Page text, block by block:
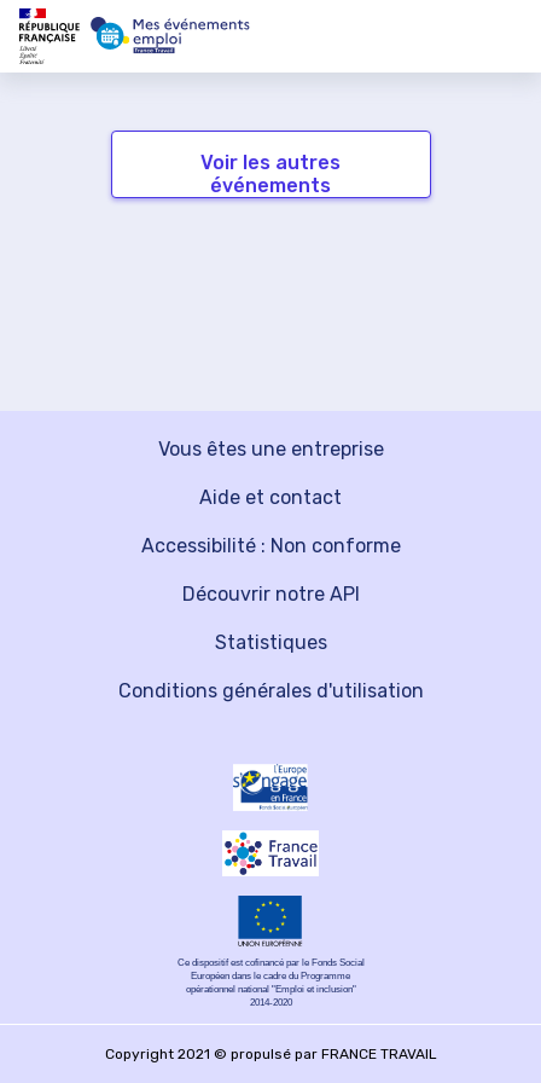
Voir les autres
événements
Vous êtes une entreprise
Découvrir notre API
Aide et contact
Statistiques
Accessibilité : Non conforme
Conditions générales d'utilisation
Ce dispositif est cofinancé par le Fonds Social
Européen dans le cadre du Programme
opérationnel national "Emploi et inclusion"
2014-2020
Copyright 2021 © propulsé par FRANCE TRAVAIL